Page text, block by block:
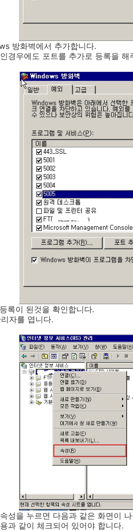
방화벽에서 추가합니다.
경우에도 포트를 추가로 등록을 해
록이 된것을 확인합니다.
자를 엽니다.
성을 누르면 다음과 같은 화면이
과 같이 체크되어 있어야 합니다.